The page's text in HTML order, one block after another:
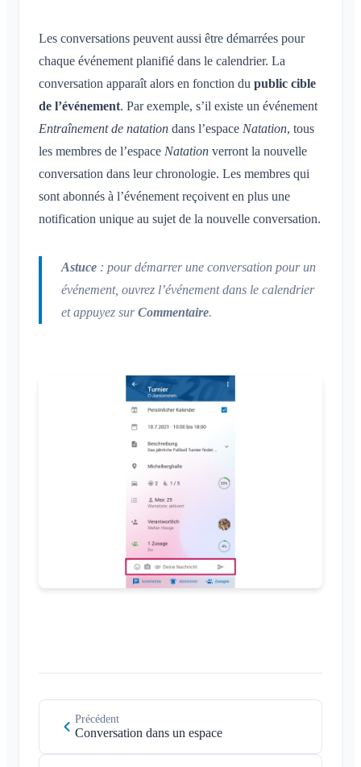
Calendrier personnel
Synchronisation
Notifications
Profils de notification
Espaces
Calendrier
Conversations
Espaces
Qu'est-ce qu'un espace ?
Qu'est-ce qu'un groupe d'espaces ?
Quitter un espace
Espace privé
Compte et paramètres
Plusieurs Klubraum
Klubraum supplémentaire
Se déconnecter
Personnaliser l'arrière-plan
Autorisations d'accès de l'application
Fermer le compte
Autorisations
Administrateurs supplémentaires
Inviter des membres
Supprimer des membres
Gérer les espaces
Demande d'adhésion sur le site de l'association
Modifier le nom du Klubraum
Fermer le Klubraum
Les conversations peuvent aussi être démarrées pour
chaque événement planifié dans le calendrier. La
conversation apparaît alors en fonction du public cible
de l’événement. Par exemple, s’il existe un événement
Entraînement de natation dans l’espace Natation, tous
les membres de l’espace Natation verront la nouvelle
conversation dans leur chronologie. Les membres qui
sont abonnés à l’événement reçoivent en plus une
notification unique au sujet de la nouvelle conversation.
Astuce : pour démarrer une conversation pour un
événement, ouvrez l’événement dans le calendrier
et appuyez surCommentaire.
Précédent
Conversation dans un espace